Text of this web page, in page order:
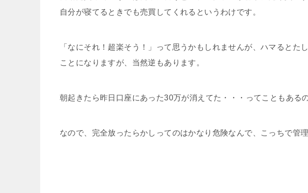
自分が寝てるときでも売買してくれるというわけです。
「なにそれ！超楽そう！」って思うかもしれませんが、ハマるとた
ことになりますが、当然逆もあります。
朝起きたら昨日口座にあった30万が消えてた・・・ってこともある
なので、完全放ったらかしってのはかなり危険なんで、こっちで管